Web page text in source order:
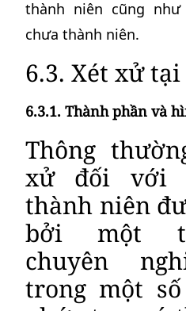
thành niên cũng
chưa thành niên.
6.3. Xét xử
6.3.1. Thành phần và
Thông
xử đối với
thành niên
bởi một
chuyên
trong một